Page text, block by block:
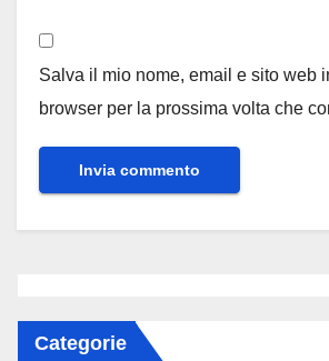
Salva il mio nome, email e sito web
browser per la prossima volta che
Categorie